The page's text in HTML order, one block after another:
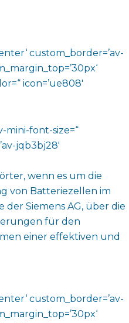
custom_border=’av-
icon=’ue808′
mini-font-size=“
jqb3bj28′
wenn es um die
von Batteriezellen im
der Siemens AG, über die
für den
einer effektiven und
custom_border=’av-